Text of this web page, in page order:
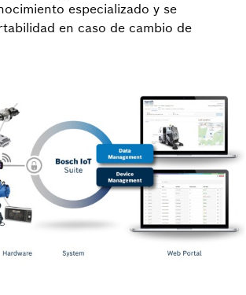
especializado y se
en caso de cambio de